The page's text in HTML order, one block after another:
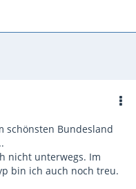
schönsten Bundesland
nicht unterwegs. Im
bin ich auch noch treu.